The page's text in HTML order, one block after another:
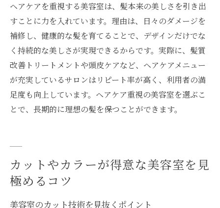
ヘアケアを重視する美容室は、髪本来の美しさを引き出
すことに力を入れています。理由は、日々のダメージを
補修し、健康的な髪を育てることで、デザインだけでな
く持続的な美しさが実現できるからです。実際に、髪質
改善トリートメントや頭皮ケアなど、ヘアケアメニュー
が充実しているサロンはリピート率が高く、利用者の満
足度も向上しています。ヘアケア重視の美容室を選ぶこ
とで、長期的に理想の髪を保つことができます。
カットやカラーが得意な美容室を見
極めるコツ
美容室のカット技術を見抜くポイント